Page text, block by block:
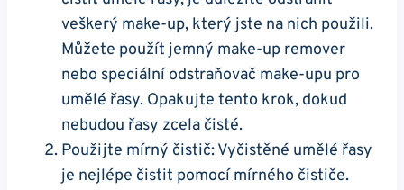
veškerý make-up, který jste na nich použili.
Můžete použít jemný make-up remover
nebo speciální odstraňovač make-upu pro
umělé řasy. Opakujte tento krok, dokud
nebudou řasy zcela čisté.
Použijte mírný čistič: Vyčistěné umělé řasy
je nejlépe čistit pomocí mírného čističe.